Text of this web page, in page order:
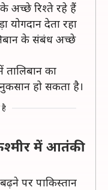
अच्छे रिश्ते रहे हैं
योगदान देता रहा
के संबंध अच्छे
तालिबान का
हो सकता है।
है
में आतंकी
पर पाकिस्तान